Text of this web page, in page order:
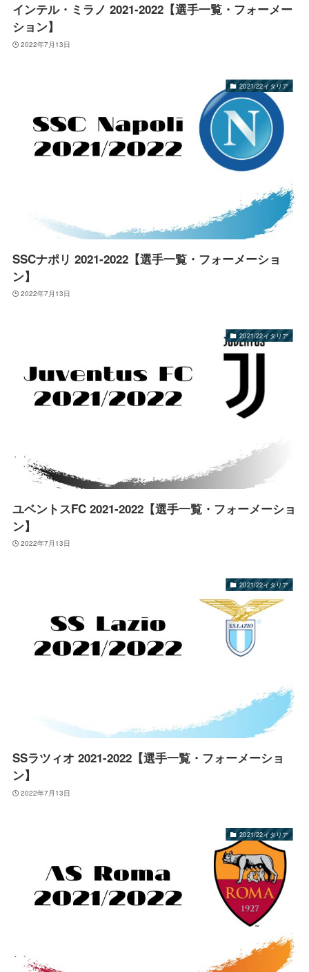
インテル・ミラノ 2021-2022【選手一覧・フォーメー
ション】
2022年7月13日
2021/22イタリア
SSCナポリ 2021-2022【選手一覧・フォーメーショ
ン】
2022年7月13日
2021/22イタリア
ユベントスFC 2021-2022【選手一覧・フォーメーショ
ン】
2022年7月13日
2021/22イタリア
SSラツィオ 2021-2022【選手一覧・フォーメーショ
ン】
2022年7月13日
2021/22イタリア